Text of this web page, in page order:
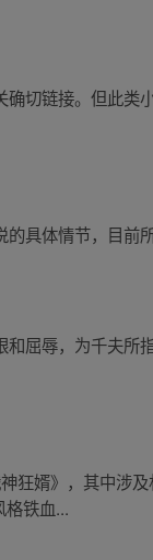
切链接。但此
具体情节，目前
屈辱，为千夫
狂婿》，其中涉
格铁血...